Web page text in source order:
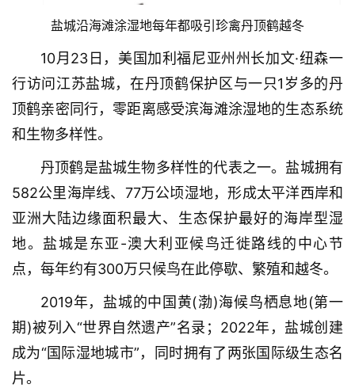
盐城沿海滩涂湿地每年都吸引珍禽丹顶鹤越冬
10月23日，美国加利福尼亚州州长加文·纽森一
行访问江苏盐城，在丹顶鹤保护区与一只1岁多的丹
顶鹤亲密同行，零距离感受滨海滩涂湿地的生态系统
和生物多样性。
丹顶鹤是盐城生物多样性的代表之一。盐城拥有
582公里海岸线、77万公顷湿地，形成太平洋西岸和
亚洲大陆边缘面积最大、生态保护最好的海岸型湿
地。盐城是东亚-澳大利亚候鸟迁徙路线的中心节
点，每年约有300万只候鸟在此停歇、繁殖和越冬。
2019年，盐城的中国黄(渤)海候鸟栖息地(第一
期)被列入“世界自然遗产”名录；2022年，盐城创建
成为“国际湿地城市”，同时拥有了两张国际级生态名
片。